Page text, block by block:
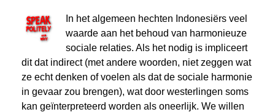
In het algemeen hechten Indonesiërs veel
waarde aan het behoud van harmonieuze
sociale relaties. Als het nodig is impliceert
dit dat indirect (met andere woorden, niet zeggen wat
ze echt denken of voelen als dat de sociale harmonie
in gevaar zou brengen), wat door westerlingen soms
kan geïnterpreteerd worden als oneerlijk. We willen